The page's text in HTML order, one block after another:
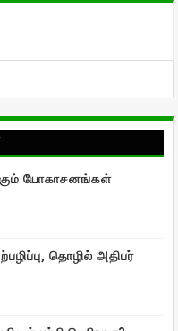
யோகாசனங்கள்
தொழில் அதிபர்